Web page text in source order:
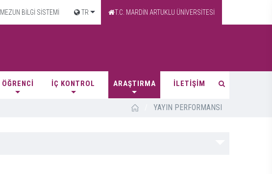
MEZUN BİLGİ SİSTEMİ TR T.C. MARDİN ARTUKLU ÜNİVERSİTESİ
ÖĞRENCİ İÇ KONTROL ARAŞTIRMA İLETİŞİM
YAYIN PERFORMANSI